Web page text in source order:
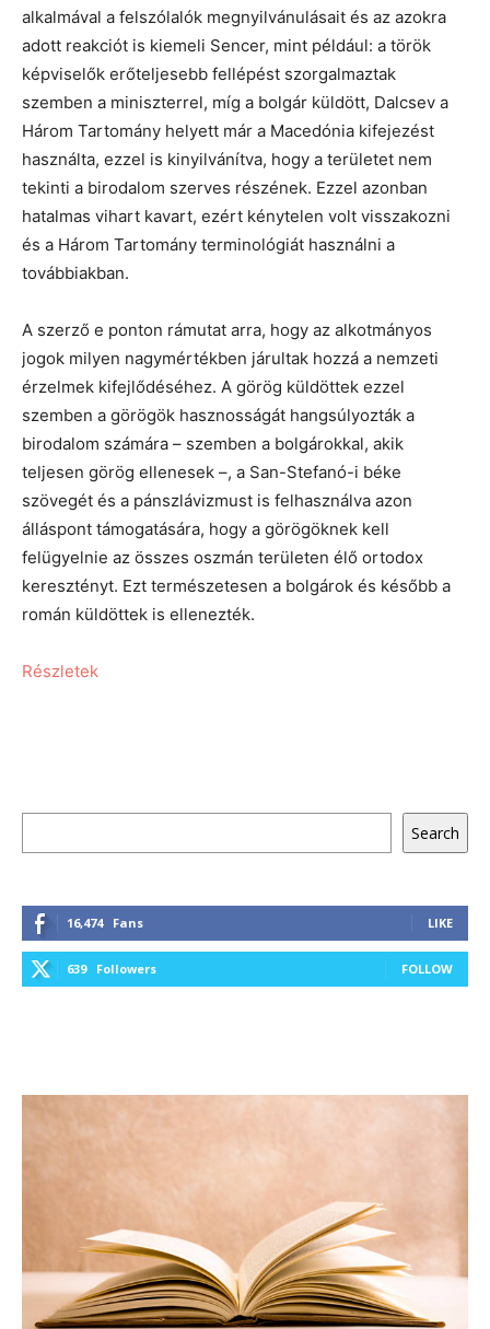
alkalmával a felszólalók megnyilvánulásait és az azokra
adott reakciót is kiemeli Sencer, mint például: a török
képviselők erőteljesebb fellépést szorgalmaztak
szemben a miniszterrel, míg a bolgár küldött, Dalcsev a
Három Tartomány helyett már a Macedónia kifejezést
használta, ezzel is kinyilvánítva, hogy a területet nem
tekinti a birodalom szerves részének. Ezzel azonban
hatalmas vihart kavart, ezért kénytelen volt visszakozni
és a Három Tartomány terminológiát használni a
továbbiakban.
A szerző e ponton rámutat arra, hogy az alkotmányos
jogok milyen nagymértékben járultak hozzá a nemzeti
érzelmek kifejlődéséhez. A görög küldöttek ezzel
szemben a görögök hasznosságát hangsúlyozták a
birodalom számára – szemben a bolgárokkal, akik
teljesen görög ellenesek –, a San-Stefanó-i béke
szövegét és a pánszlávizmust is felhasználva azon
álláspont támogatására, hogy a görögöknek kell
felügyelnie az összes oszmán területen élő ortodox
keresztényt. Ezt természetesen a bolgárok és később a
román küldöttek is ellenezték.
Részletek
Search
16,474 Fans LIKE
639 Followers FOLLOW